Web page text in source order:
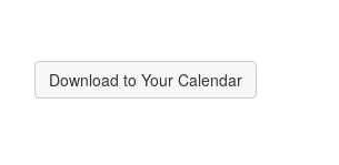
Download to Your Calendar